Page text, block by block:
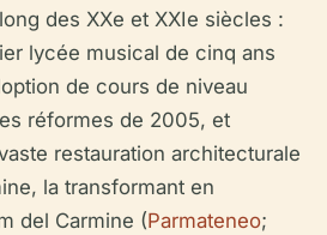
des XXe et XXIe siècles :
lycée musical de cinq ans
de cours de niveau
réformes de 2005, et
restauration architecturale
la transformant en
del Carmine (Parmateneo;